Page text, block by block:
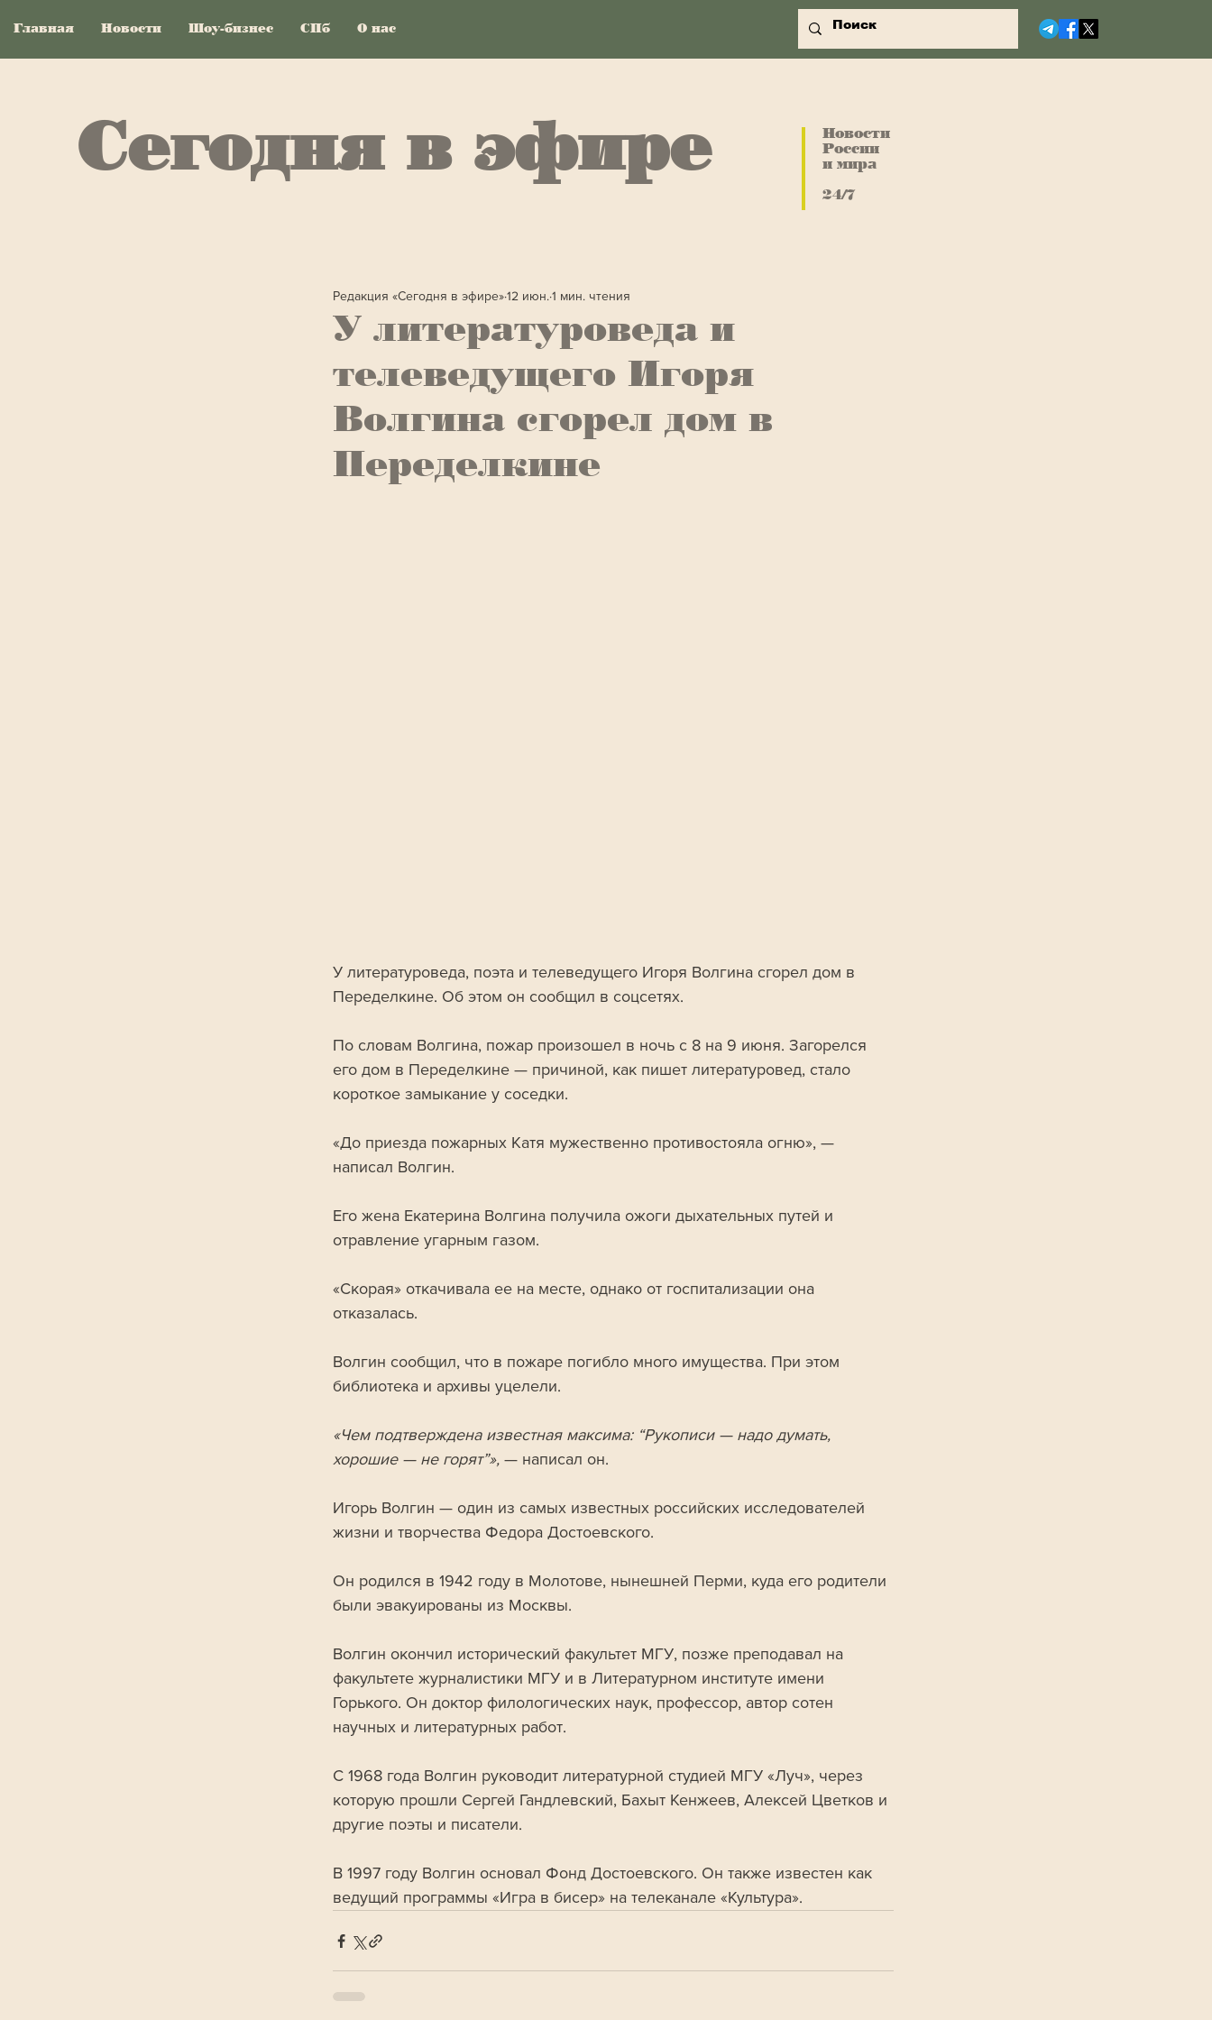
Главная Новости Шоу-бизнес СПб О нас
Сегодня в эфире
Новости
России
и мира
24/7
У литературоведа и
телеведущего Игоря
Волгина сгорел дом в
Переделкине
Редакция «Сегодня в эфире»12 июн. 1 мин. чтения
У литературоведа, поэта и телеведущего Игоря Волгина сгорел дом в
Переделкине. Об этом он сообщил в соцсетях.
По словам Волгина, пожар произошел в ночь с 8 на 9 июня. Загорелся
его дом в Переделкине — причиной, как пишет литературовед, стало
короткое замыкание у соседки.
«До приезда пожарных Катя мужественно противостояла огню», —
написал Волгин.
Его жена Екатерина Волгина получила ожоги дыхательных путей и
отравление угарным газом.
«Скорая» откачивала ее на месте, однако от госпитализации она
отказалась.
Волгин сообщил, что в пожаре погибло много имущества. При этом
библиотека и архивы уцелели.
«Чем подтверждена известная максима: “Рукописи — надо думать,
хорошие — не горят”», — написал он.
Игорь Волгин — один из самых известных российских исследователей
жизни и творчества Федора Достоевского.
Он родился в 1942 году в Молотове, нынешней Перми, куда его родители
были эвакуированы из Москвы.
Волгин окончил исторический факультет МГУ, позже преподавал на
факультете журналистики МГУ и в Литературном институте имени
Горького. Он доктор филологических наук, профессор, автор сотен
научных и литературных работ.
С 1968 года Волгин руководит литературной студией МГУ «Луч», через
которую прошли Сергей Гандлевский, Бахыт Кенжеев, Алексей Цветков и
другие поэты и писатели.
В 1997 году Волгин основал Фонд Достоевского. Он также известен как
ведущий программы «Игра в бисер» на телеканале «Культура».